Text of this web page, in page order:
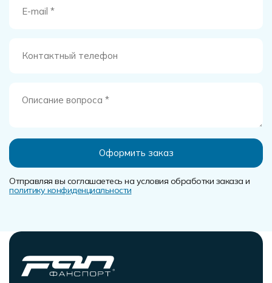
Отправляя вы соглашаетесь на условия обработки заказа и
политику конфиденциальности